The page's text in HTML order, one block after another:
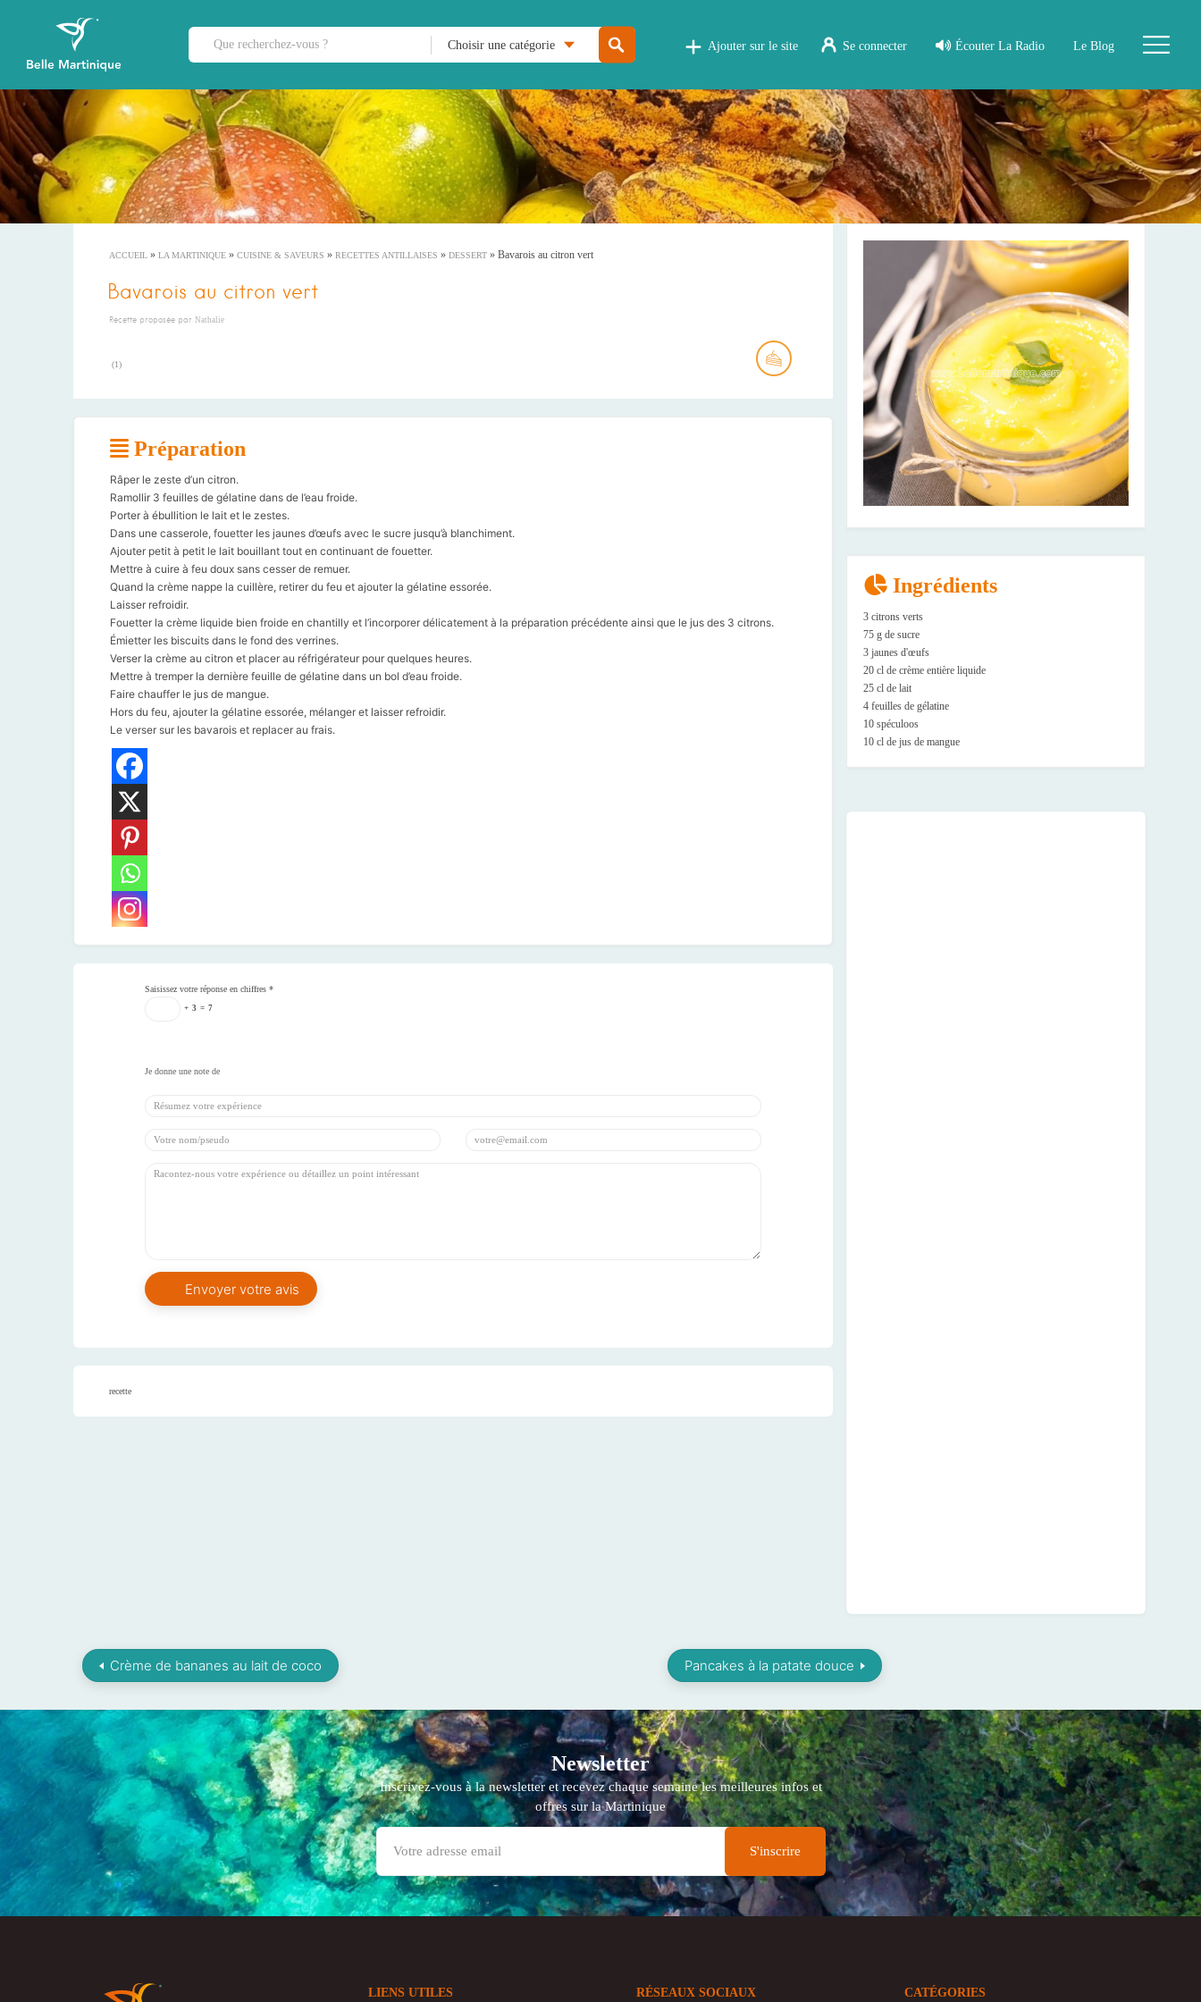
Choisir une catégorie Ajouter sur le site Se connecter Écouter La Radio Le Blog
ACCUEIL » LA MARTINIQUE » CUISINE & SAVEURS » RECETTES ANTILLAISES » DESSERT » Bavarois au citron vert
Bavarois au citron vert
Recette proposée par Nathalie
(1)
Préparation
Râper le zeste d’un citron.
Ramollir 3 feuilles de gélatine dans de l’eau froide.
Porter à ébullition le lait et le zestes.
Dans une casserole, fouetter les jaunes d’œufs avec le sucre jusqu’à blanchiment.
Ajouter petit à petit le lait bouillant tout en continuant de fouetter.
Mettre à cuire à feu doux sans cesser de remuer.
Quand la crème nappe la cuillère, retirer du feu et ajouter la gélatine essorée.
Laisser refroidir.
Fouetter la crème liquide bien froide en chantilly et l’incorporer délicatement à la préparation précédente ainsi que le jus des 3 citrons.
Émietter les biscuits dans le fond des verrines.
Verser la crème au citron et placer au réfrigérateur pour quelques heures.
Mettre à tremper la dernière feuille de gélatine dans un bol d’eau froide.
Faire chauffer le jus de mangue.
Hors du feu, ajouter la gélatine essorée, mélanger et laisser refroidir.
Le verser sur les bavarois et replacer au frais.
Saisissez votre réponse en chiffres *
+ 3 = 7
recette
Ingrédients
3 citrons verts
75 g de sucre
3 jaunes d'œufs
20 cl de crème entière liquide
25 cl de lait
4 feuilles de gélatine
10 spéculoos
10 cl de jus de mangue
Crème de bananes au lait de coco Pancakes à la patate douce
Newsletter
Inscrivez-vous à la newsletter et recevez chaque semaine les meilleures infos et
offres sur la Martinique
LIENS UTILES RÉSEAUX SOCIAUX CATÉGORIES